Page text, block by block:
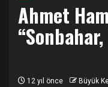
Ahmet
12 yıl önce Büyük